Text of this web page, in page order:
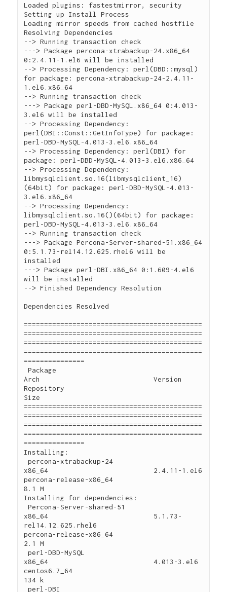
Loaded plugins: fastestmirror, security
Setting up Install Process
Loading mirror speeds from cached hostfile
Resolving Dependencies
--> Running transaction check
---> Package percona-xtrabackup-24.x86_64
0:2.4.11-1.el6 will be installed
--> Processing Dependency: perl(DBD::mysql)
for package: percona-xtrabackup-24-2.4.11-
1.el6.x86_64
--> Running transaction check
---> Package perl-DBD-MySQL.x86_64 0:4.013-
3.el6 will be installed
--> Processing Dependency:
perl(DBI::Const::GetInfoType) for package:
perl-DBD-MySQL-4.013-3.el6.x86_64
--> Processing Dependency: perl(DBI) for
package: perl-DBD-MySQL-4.013-3.el6.x86_64
--> Processing Dependency:
libmysqlclient.so.16(libmysqlclient_16)
(64bit) for package: perl-DBD-MySQL-4.013-
3.el6.x86_64
--> Processing Dependency:
libmysqlclient.so.16()(64bit) for package:
perl-DBD-MySQL-4.013-3.el6.x86_64
--> Running transaction check
---> Package Percona-Server-shared-51.x86_64
0:5.1.73-rel14.12.625.rhel6 will be
installed
---> Package perl-DBI.x86_64 0:1.609-4.el6
will be installed
--> Finished Dependency Resolution
Dependencies Resolved
============================================
============================================
============================================
============================================
===============
Package
Arch                            Version
Repository
Size
============================================
============================================
============================================
============================================
===============
Installing:
percona-xtrabackup-24
x86_64                          2.4.11-1.el6
percona-release-x86_64
8.1 M
Installing for dependencies:
Percona-Server-shared-51
x86_64                          5.1.73-
rel14.12.625.rhel6
percona-release-x86_64
2.1 M
perl-DBD-MySQL
x86_64                          4.013-3.el6
centos6.7_64
134 k
perl-DBI